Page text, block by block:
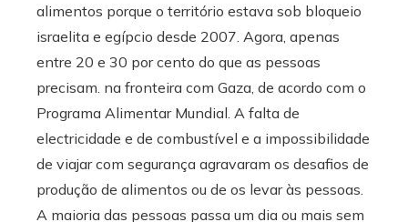
alimentos porque o território estava sob bloqueio
israelita e egípcio desde 2007. Agora, apenas
entre 20 e 30 por cento do que as pessoas
precisam. na fronteira com Gaza, de acordo com o
Programa Alimentar Mundial. A falta de
electricidade e de combustível e a impossibilidade
de viajar com segurança agravaram os desafios de
produção de alimentos ou de os levar às pessoas.
A maioria das pessoas passa um dia ou mais sem